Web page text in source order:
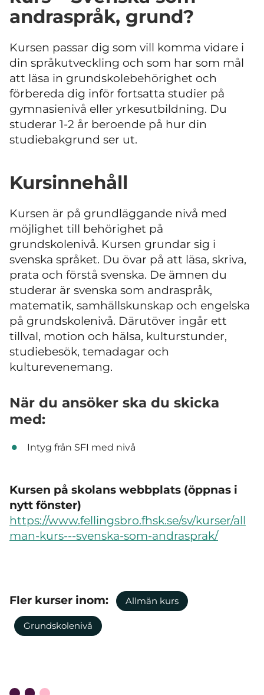
andraspråk, grund?
Kursen passar dig som vill komma vidare i
din språkutveckling och som har som mål
att läsa in grundskolebehörighet och
förbereda dig inför fortsatta studier på
gymnasienivå eller yrkesutbildning. Du
studerar 1-2 år beroende på hur din
studiebakgrund ser ut.
Kursinnehåll
Kursen är på grundläggande nivå med
möjlighet till behörighet på
grundskolenivå. Kursen grundar sig i
svenska språket. Du övar på att läsa, skriva,
prata och förstå svenska. De ämnen du
studerar är svenska som andraspråk,
matematik, samhällskunskap och engelska
på grundskolenivå. Därutöver ingår ett
tillval, motion och hälsa, kulturstunder,
studiebesök, temadagar och
kulturevenemang.
När du ansöker ska du skicka
med:
Intyg från SFI med nivå
Kursen på skolans webbplats (öppnas i
nytt fönster)
https://www.fellingsbro.fhsk.se/sv/kurser/all
man-kurs---svenska-som-andrasprak/
Fler kurser inom: Allmän kurs
Grundskolenivå